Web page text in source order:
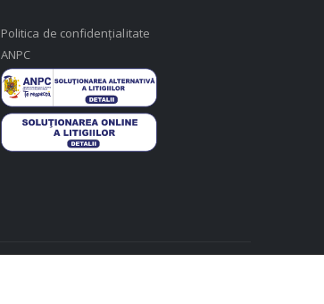
Politica de confidențialitate
ANPC